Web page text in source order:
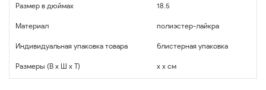
Размер в дюймах 18.5
Материал полиэстер-лайкра
Индивидуальная упаковка товара блистерная упаковка
Размеры (В x Ш x Т) x x см